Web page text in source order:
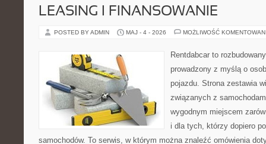
LEASING I FINANSOWANIE
POSTED BY ADMIN MAJ - 4 - 2026 MOŻLIWOŚĆ
Rentdabcar to
prowadzony z myślą o
pojazdu. Strona zestawia
związanych z
wygodnym miejscem
i dla tych, którzy dopiero
samochodów. To serwis, w którym można znaleźć omówienia